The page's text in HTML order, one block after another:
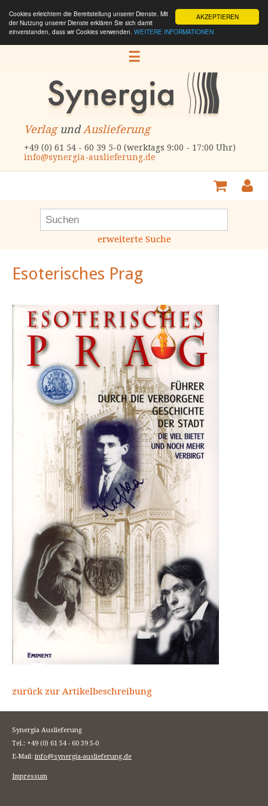
AKZEPTIEREN
Cookies erleichtern die Bereitstellung unserer Dienste. Mit
der Nutzung unserer Dienste erklären Sie sich damit
einverstanden, dass wir Cookies verwenden. WEITERE INFORMATIONEN
☰
VerlagundAuslieferung
+49 (0) 61 54 - 60 39 5-0 (werktags 9:00 - 17:00 Uhr)
info@synergia-auslieferung.de
erweiterte Suche
Esoterisches Prag
zurück zur Artikelbeschreibung
Synergia Auslieferung
Tel.: +49 (0) 61 54 - 60 39 5-0
E-Mail: info@synergia-auslieferung.de
Impressum